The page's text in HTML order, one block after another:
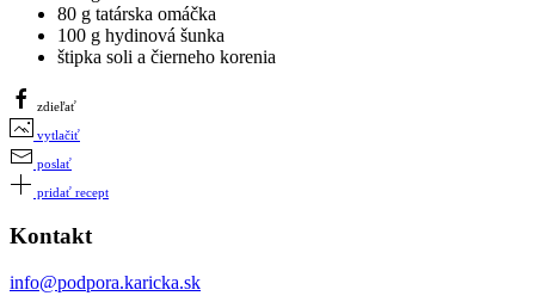
80 g tatárska omáčka
100 g hydinová šunka
štipka soli a čierneho korenia
zdieľať
vytlačiť
poslať
pridať recept
Kontakt
info@podpora.karicka.sk